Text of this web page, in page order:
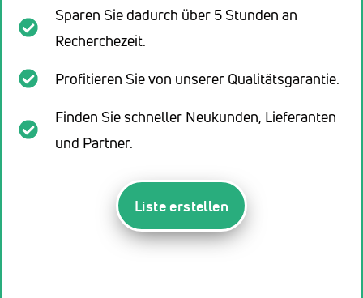
Sparen Sie dadurch über 5 Stunden an
Recherchezeit.
Profitieren Sie von unserer Qualitätsgarantie.
Finden Sie schneller Neukunden, Lieferanten
und Partner.
Liste erstellen